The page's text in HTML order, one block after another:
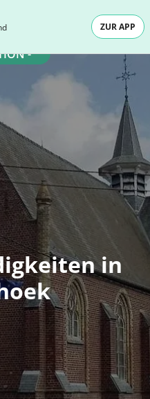
ZUR APP
-
in